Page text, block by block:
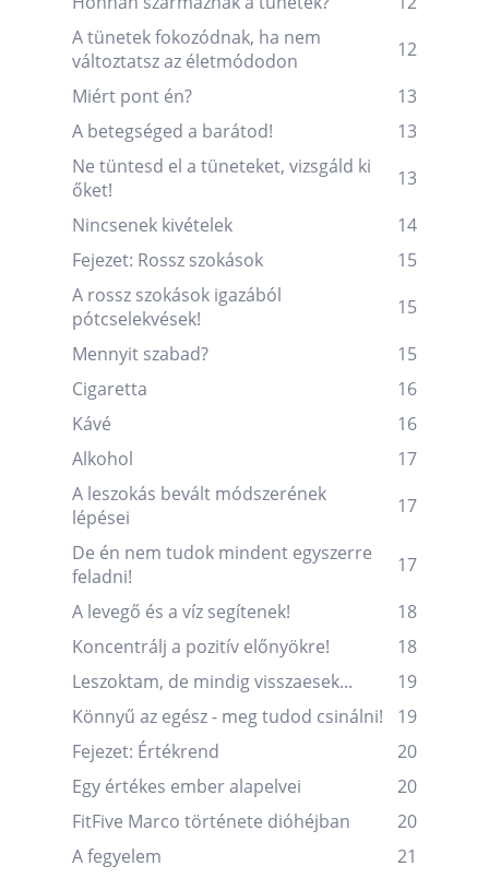
A tünetek fokozódnak, ha nem
változtatsz az életmódodon
12
Miért pont én?
13
A betegséged a barátod!
13
Ne tüntesd el a tüneteket, vizsgáld ki
őket!
13
Nincsenek kivételek
14
Fejezet: Rossz szokások
15
A rossz szokások igazából
pótcselekvések!
15
Mennyit szabad?
15
Cigaretta
16
Kávé
16
Alkohol
17
A leszokás bevált módszerének
lépései
17
De én nem tudok mindent egyszerre
feladni!
17
A levegő és a víz segítenek!
18
Koncentrálj a pozitív előnyökre!
18
Leszoktam, de mindig visszaesek...
19
Könnyű az egész - meg tudod csinálni!
19
Fejezet: Értékrend
20
Egy értékes ember alapelvei
20
FitFive Marco története dióhéjban
20
A fegyelem
21